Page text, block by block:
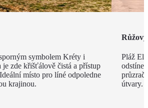
symbolem Kréty i
je zde křišťálově čistá a přístup
místo pro líné odpoledne
krajinou.
Pláž
útvary.